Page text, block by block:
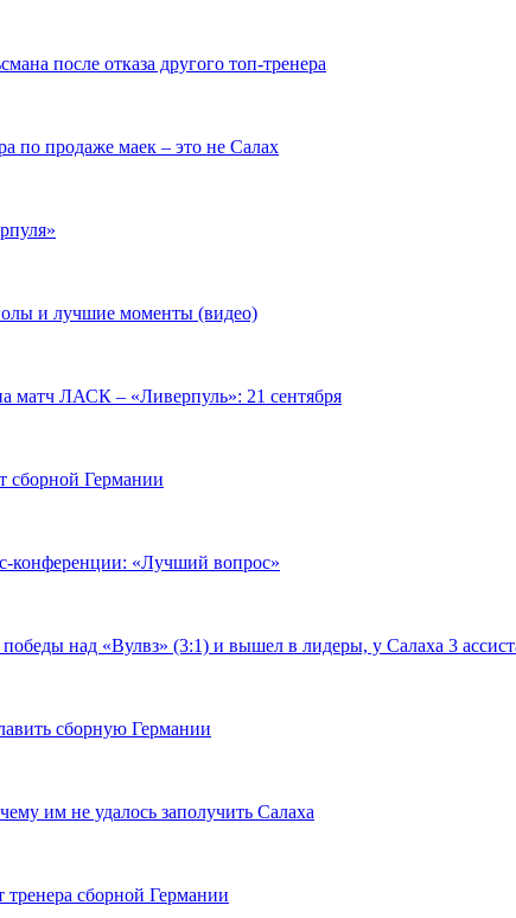
после отказа другого топ-тренера
по продаже маек – это не Салах
и лучшие моменты (видео)
матч ЛАСК – «Ливерпуль»: 21 сентября
сборной Германии
конференции: «Лучший вопрос»
над «Вулвз» (3:1) и вышел в лидеры, у Салаха 3
сборную Германии
им не удалось заполучить Салаха
сборной Германии